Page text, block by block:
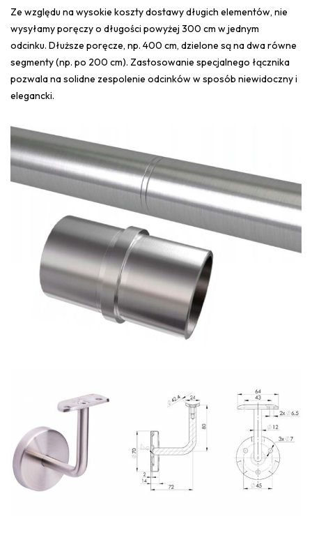
Ze względu na wysokie koszty dostawy długich elementów, nie
wysyłamy poręczy o długości powyżej 300 cm w jednym
odcinku. Dłuższe poręcze, np. 400 cm, dzielone są na dwa równe
segmenty (np. po 200 cm). Zastosowanie specjalnego łącznika
pozwala na solidne zespolenie odcinków w sposób niewidoczny i
elegancki.